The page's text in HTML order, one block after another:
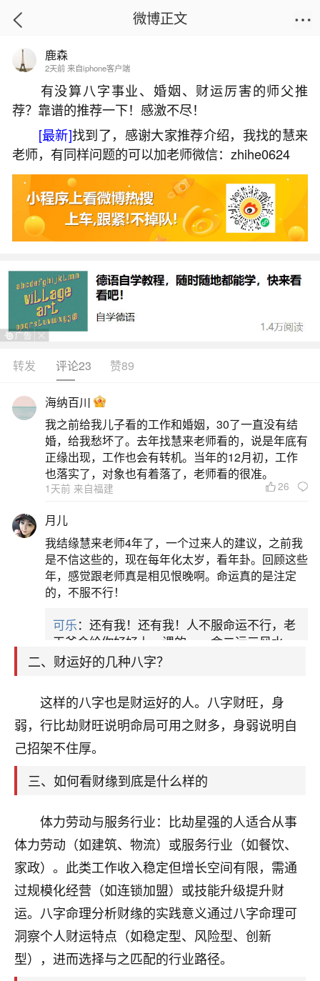
首页
八字命理八字分析财运
2026-07-03 17:38:57 8 3 赞
生活中像八字命理八字分析财运都是很常见的
问题，但是小问题不注意可能会引起大麻烦，下面
就这个问题给大家做一些解读：
一、八字命理看你为何会破财
假破者，一般通过算命知道此阶段破财，然后
转化花钱形式变相成为存钱。如说，在必破财的年
份，买房，车，购置固定资产等有价保值或升值东
西，或是给自己的长辈花掉，行孝道积福德，财即
花了出去，又不算破财，但从钱的角度看，没存住
钱。八字看破财规律1、八字中有财无库八字中十二
地支中，辰、戍、
二、财运好的几种八字？
这样的八字也是财运好的人。八字财旺，身
弱，行比劫财旺说明命局可用之财多，身弱说明自
己招架不住厚。
三、如何看财缘到底是什么样的
体力劳动与服务行业：比劫星强的人适合从事
体力劳动（如建筑、物流）或服务行业（如餐饮、
家政）。此类工作收入稳定但增长空间有限，需通
过规模化经营（如连锁加盟）或技能升级提升财
运。八字命理分析财缘的实践意义通过八字命理可
洞察个人财运特点（如稳定型、风险型、创新
型），进而选择与之匹配的行业路径。
微博正文
鹿森
2天前 来自iphone客户端
有没算八字事业、婚姻、财运厉害的师父推
荐？靠谱的推荐一下！感激不尽！
[最新]找到了，感谢大家推荐介绍，我找的慧来
老师，有同样问题的可以加老师微信：zhihe0624
转发 评论23 赞89
海纳百川
我之前给我儿子看的工作和婚姻，30了一直没有结
婚，给我愁坏了。去年找慧来老师看的，说是年底有
正缘出现，工作也会有转机。当年的12月初，工作
也落实了，对象也有着落了，老师看的很准。
1天前 来自福建 26
月儿
我结缘慧来老师4年了，一个过来人的建议，之前我
是不信这些的，现在每年化太岁，看年卦。回顾这些
年，感觉跟老师真是相见恨晚啊。命运真的是注定
的，不服不行！
可乐：还有我！还有我！人不服命运不行，老
天爷会给你好好上一课的。一命二运三风水，
哪样不服都不行！
卦，认识老师3年了，都是缘分啊！
17分钟前 来自湖北 19
心若莲花
我是做餐饮的，这两年，生意屡屡受挫，店开一家关
家底快败光了，真是倒霉！我也想找人看看到底怎么
回事？
鹿森：你可以找老师看看，人有时不服命不行
啊！
太阳当空赵：我也做餐饮的，生意不算大，但
是我从找店开始都是找慧来老师跟进的，选
址、风水、还有开业日子，哪哪都看了，虽然
大环境不好，但是我家生意还可以，前几天又
刚找老师做了补财库，希望财运更好一点！